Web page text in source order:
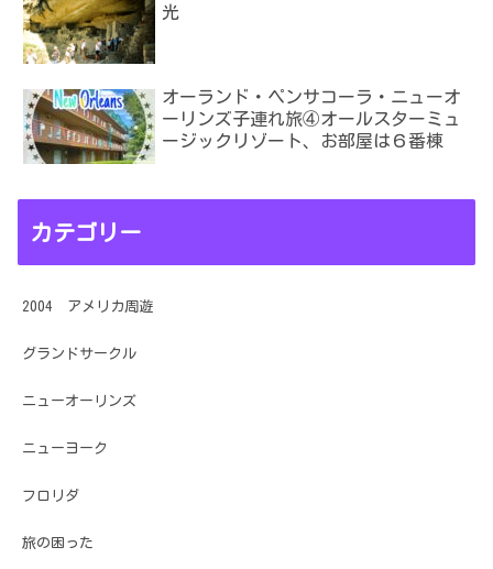
光
オーランド・ペンサコーラ・ニューオ
ーリンズ子連れ旅④オールスターミュ
ージックリゾート、お部屋は６番棟
カテゴリー
2004 アメリカ周遊
グランドサークル
ニューオーリンズ
ニューヨーク
フロリダ
旅の困った